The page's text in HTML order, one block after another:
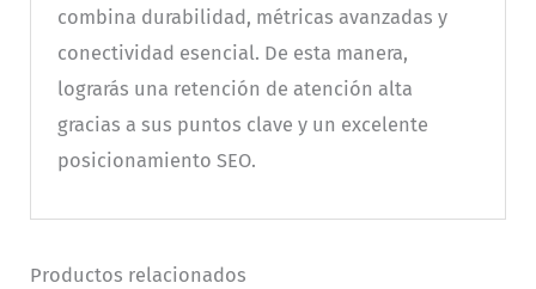
combina durabilidad, métricas avanzadas y
conectividad esencial. De esta manera,
lograrás una retención de atención alta
gracias a sus puntos clave y un excelente
posicionamiento SEO.
Productos relacionados